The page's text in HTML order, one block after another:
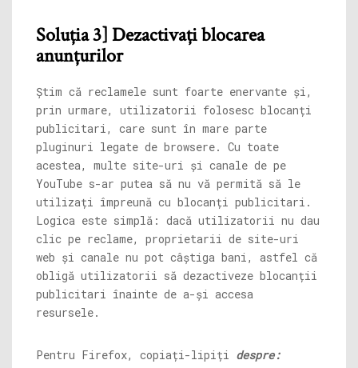
Soluția 3] Dezactivați blocarea
anunțurilor
Știm că reclamele sunt foarte enervante și,
prin urmare, utilizatorii folosesc blocanți
publicitari, care sunt în mare parte
pluginuri legate de browsere. Cu toate
acestea, multe site-uri și canale de pe
YouTube s-ar putea să nu vă permită să le
utilizați împreună cu blocanți publicitari.
Logica este simplă: dacă utilizatorii nu dau
clic pe reclame, proprietarii de site-uri
web și canale nu pot câștiga bani, astfel că
obligă utilizatorii să dezactiveze blocanții
publicitari înainte de a-și accesa
resursele.
Pentru Firefox, copiați-lipiți despre: